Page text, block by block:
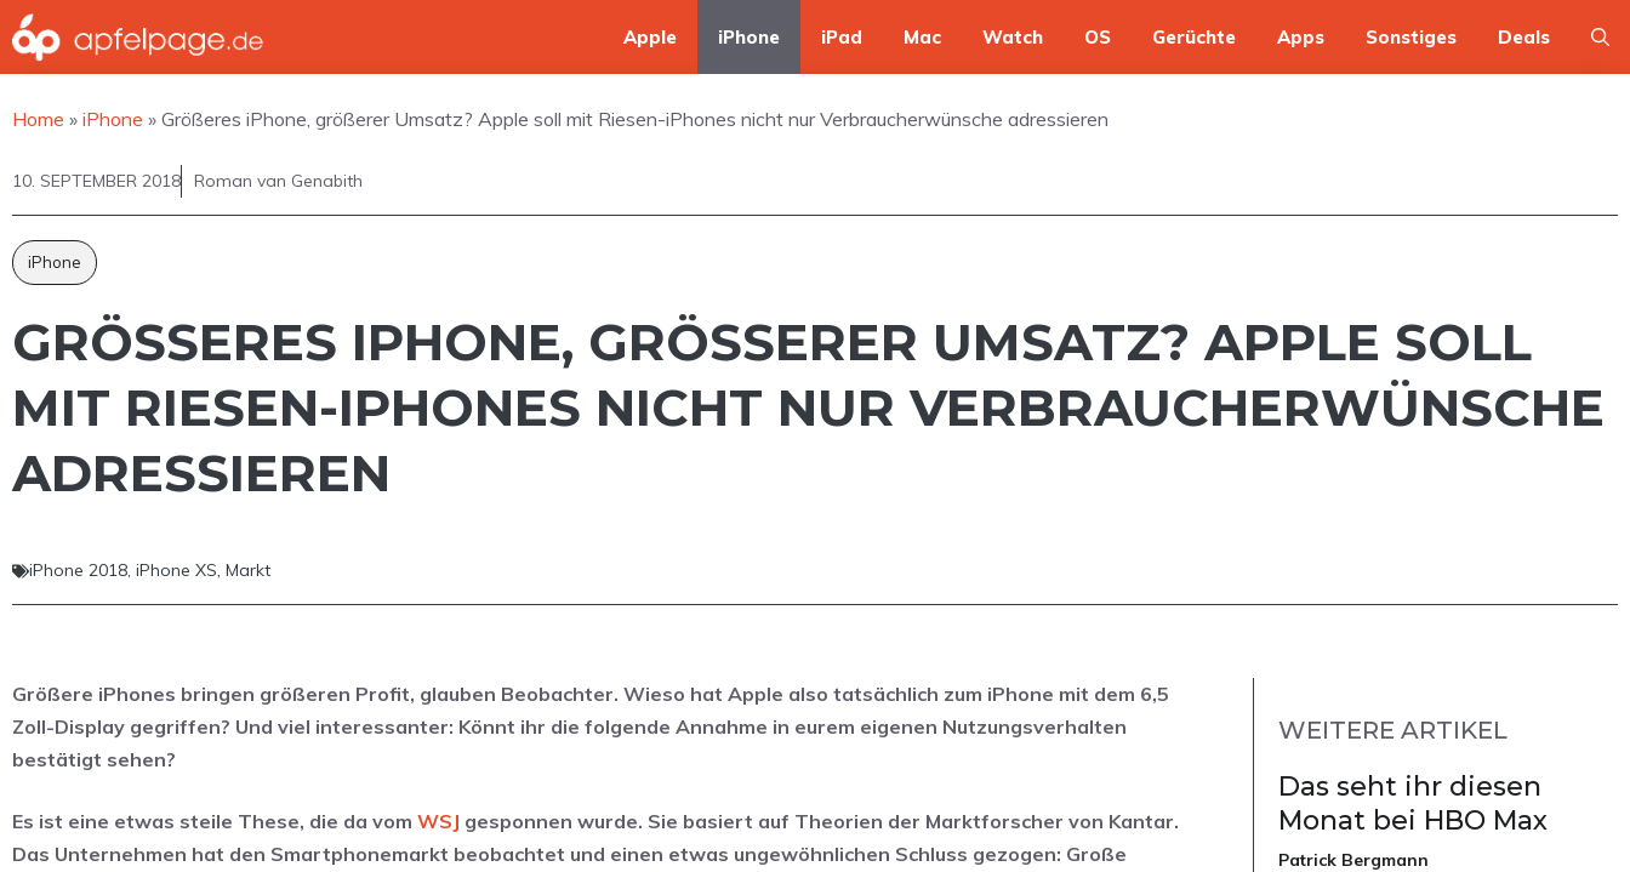
Zum
Inhalt
springen
Apple iPhone iPad Mac Watch OS Gerüchte Apps Sonstiges Deals
Home » iPhone » Größeres iPhone, größerer Umsatz? Apple soll mit Riesen-iPhones nicht nur Verbraucherwünsche adressieren
10. SEPTEMBER 2018 Roman van Genabith
iPhone
GRÖSSERES IPHONE, GRÖSSERER UMSATZ? APPLE SOLL MI
T RIESEN-IPHONES NICHT NUR VERBRAUCHERWÜNSCHE AD
RESSIEREN
iPhone 2018, iPhone XS, Markt
Größere iPhones bringen größeren Profit, glauben Beobachter. Wieso hat Apple also tatsächlich zum iPhone mit dem 6,5
Zoll-Display gegriffen? Und viel interessanter: Könnt ihr die folgende Annahme in eurem eigenen Nutzungsverhalten
bestätigt sehen?
Es ist eine etwas steile These, die da vom WSJ gesponnen wurde. Sie basiert auf Theorien der Marktforscher von Kantar.
Das Unternehmen hat den Smartphonemarkt beobachtet und einen etwas ungewöhnlichen Schluss gezogen: Große
WEITERE ARTIKEL
Das seht ihr diesen
Monat bei HBO Max
Patrick Bergmann